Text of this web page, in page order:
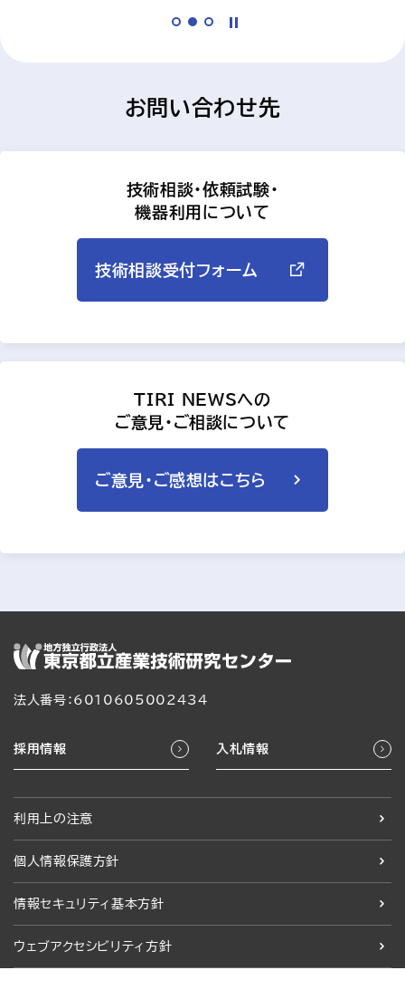
お問い合わせ先
技術相談・依頼試験・
機器利用について
技術相談受付フォーム
TIRI NEWSへの
ご意見・ご相談について
ご意見・ご感想はこちら
法人番号：6010605002434
採用情報 入札情報
利用上の注意
個人情報保護方針
情報セキュリティ基本方針
ウェブアクセシビリティ方針